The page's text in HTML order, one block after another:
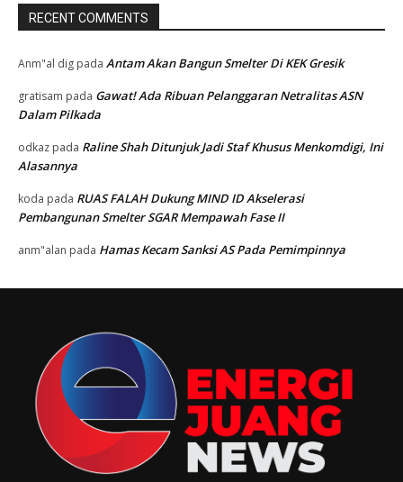
RECENT COMMENTS
Anm"al dig pada Antam Akan Bangun Smelter Di KEK Gresik
gratisam pada Gawat! Ada Ribuan Pelanggaran Netralitas ASN
Dalam Pilkada
odkaz pada Raline Shah Ditunjuk Jadi Staf Khusus Menkomdigi, Ini
Alasannya
koda pada RUAS FALAH Dukung MIND ID Akselerasi
Pembangunan Smelter SGAR Mempawah Fase II
anm"alan pada Hamas Kecam Sanksi AS Pada Pemimpinnya